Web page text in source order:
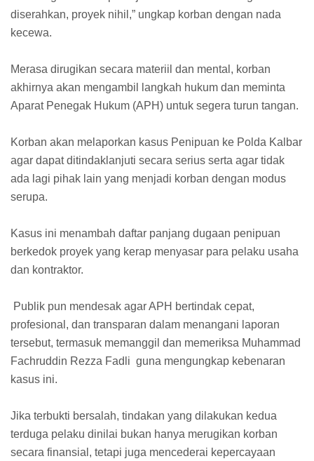
diserahkan, proyek nihil,” ungkap korban dengan nada
kecewa.
Merasa dirugikan secara materiil dan mental, korban
akhirnya akan mengambil langkah hukum dan meminta
Aparat Penegak Hukum (APH) untuk segera turun tangan.
Korban akan melaporkan kasus Penipuan ke Polda Kalbar
agar dapat ditindaklanjuti secara serius serta agar tidak
ada lagi pihak lain yang menjadi korban dengan modus
serupa.
Kasus ini menambah daftar panjang dugaan penipuan
berkedok proyek yang kerap menyasar para pelaku usaha
dan kontraktor.
Publik pun mendesak agar APH bertindak cepat,
profesional, dan transparan dalam menangani laporan
tersebut, termasuk memanggil dan memeriksa Muhammad
Fachruddin Rezza Fadli guna mengungkap kebenaran
kasus ini.
Jika terbukti bersalah, tindakan yang dilakukan kedua
terduga pelaku dinilai bukan hanya merugikan korban
secara finansial, tetapi juga mencederai kepercayaan